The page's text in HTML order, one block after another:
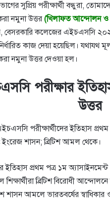
সুপ্রিয় পরীক্ষার্থী বন্ধুরা,
নমুনা উত্তর(খিলাফত আন্দোলন ও
বেসরকারি কলেজের এইচএসসি
কাজ দেয়া হয়েছিল।
নমুনা উত্তর দেওয়া হল।
পরীক্ষার
উত্তর
পরীক্ষার্থীদের ইতিহাস প্রথম
শাসন; ব্রিটিশ আমল থেকে।
ইতিহাস প্রথম পত্র ১ম
ব্রিটিশ বিরোধী
শাসন আমলে ভারতবর্ষের